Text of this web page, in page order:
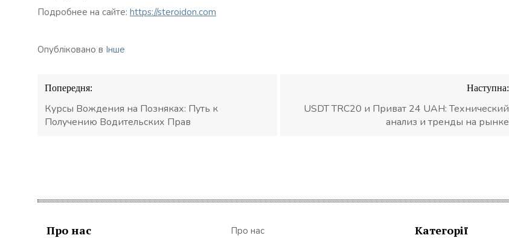
Подробнее на сайте: https://steroidon.com
Опубліковано в Інше
Навігація
записів
Попередня:
Курсы Вождения на Позняках: Путь к
Получению Водительских Прав
Наступна:
USDT TRC20 и Приват 24 UAH: Технический
анализ и тренды на рынке
Про нас
Про нас
Категорії